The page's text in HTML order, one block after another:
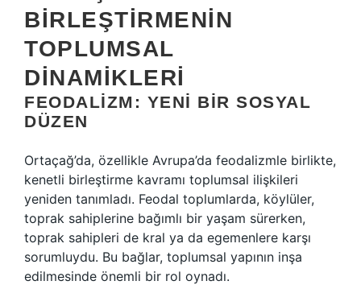
BIRLEŞTIRMENIN
TOPLUMSAL
DINAMIKLERI
FEODALIZM: YENI BIR SOSYAL
DÜZEN
Ortaçağ’da, özellikle Avrupa’da feodalizmle birlikte,
kenetli birleştirme kavramı toplumsal ilişkileri
yeniden tanımladı. Feodal toplumlarda, köylüler,
toprak sahiplerine bağımlı bir yaşam sürerken,
toprak sahipleri de kral ya da egemenlere karşı
sorumluydu. Bu bağlar, toplumsal yapının inşa
edilmesinde önemli bir rol oynadı.